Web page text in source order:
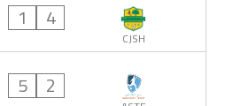
1 4
CJSH
5 2